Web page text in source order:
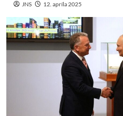
JNS 12. apríla 2025